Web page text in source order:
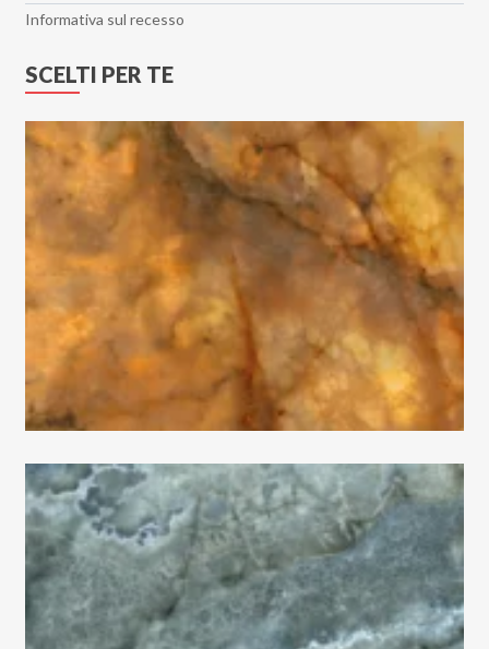
Isen
Lamiere
Le Resine
Levante
Lincoln
Lithos
Loft
Lounge
Luminescence
Magnetic
Majestic
Makrana
Marble Velvet
Marquiña
Massive
Informativa sul recesso
SCELTI PER TE